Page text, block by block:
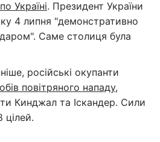
Україні. Президент України
4 липня "демонстративно
Саме столиця була
російські окупанти
повітряного нападу,
Кинджал та Іскандер. Сили